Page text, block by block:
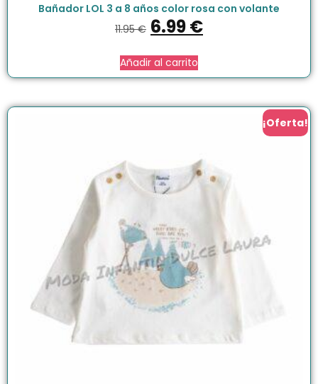
Bañador LOL 3 a 8 años color rosa con volante
11.95€ 6.99€
Añadir al carrito
¡Oferta!